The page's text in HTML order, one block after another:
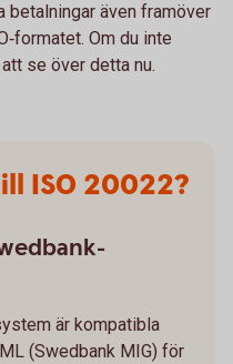
betalningar även framöver
Om du inte
se över detta nu.
ISO 20022?
är kompatibla
(Swedbank MIG) för